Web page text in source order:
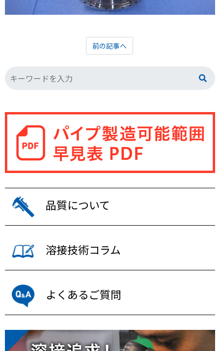
前の記事へ
品質について
溶接技術コラム
よくあるご質問